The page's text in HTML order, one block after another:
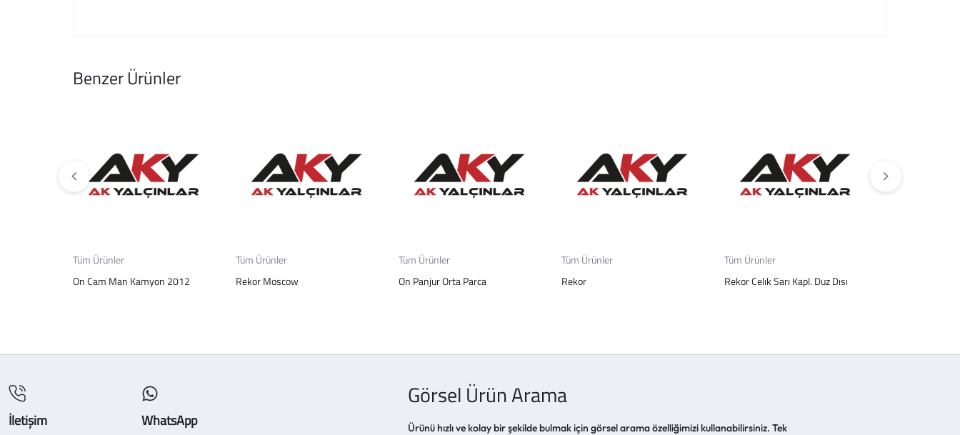
Benzer Ürünler
Tüm Ürünler
On Cam Man Kamyon 2012
Tüm Ürünler
Rekor Moscow
Tüm Ürünler
On Panjur Orta Parca
Tüm Ürünler
Rekor
Tüm Ürünler
Rekor Celık Sarı Kapl. Duz Dısı
İletişim WhatsApp
Görsel Ürün Arama
Ürünü hızlı ve kolay bir şekilde bulmak için görsel arama özelliğimizi kullanabilirsiniz. Tek